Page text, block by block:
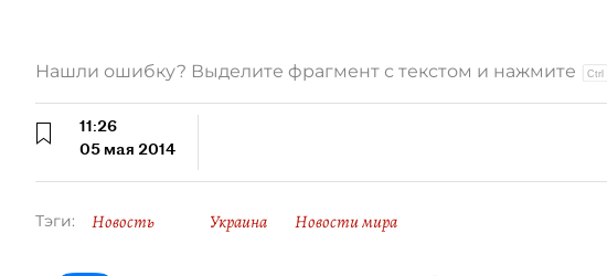
Нашли ошибку? Выделите фрагмент с текстом и нажмите
11:26
05 мая 2014
Тэги: Новость Украина Новости мира